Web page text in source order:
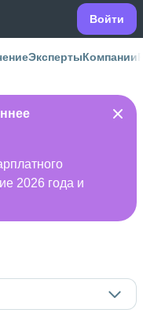
Войти
ЭкспертыКомпании
2026 года и